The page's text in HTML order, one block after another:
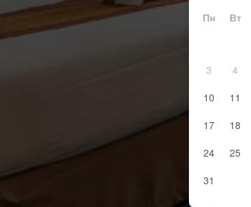
Пн Вт
3
4
10
11
17
18
24
25
31